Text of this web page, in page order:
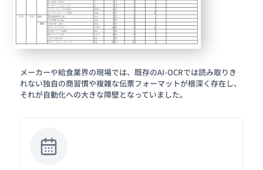
メーカーや給食業界の現場では、既存のAI-OCRでは読み取りき
れない独自の商習慣や複雑な伝票フォーマットが根深く存在し、
それが自動化への大きな障壁となっていました。